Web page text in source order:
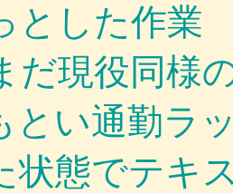
とした作業
だ現役同様
とい通勤ラ
状態でテキ